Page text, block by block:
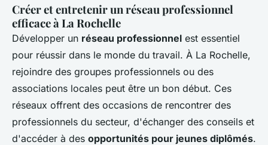
Créer et entretenir un réseau professionnel
efficace à La Rochelle
Développer un réseau professionnel est essentiel
pour réussir dans le monde du travail. À La Rochelle,
rejoindre des groupes professionnels ou des
associations locales peut être un bon début. Ces
réseaux offrent des occasions de rencontrer des
professionnels du secteur, d'échanger des conseils et
d'accéder à des opportunités pour jeunes diplômés.